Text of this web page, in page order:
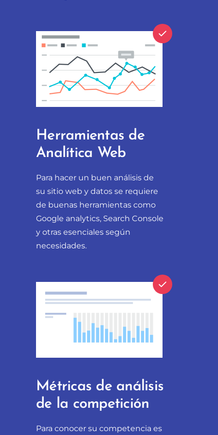
Herramientas de
Analítica Web
Para hacer un buen análisis de
su sitio web y datos se requiere
de buenas herramientas como
Google analytics, Search Console
y otras esenciales según
necesidades.
Métricas de análisis
de la competición
Para conocer su competencia es